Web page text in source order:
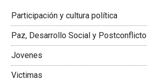
Colombiana
Participación y cultura política
Paz, Desarrollo Social y Postconflicto
Jovenes
Victimas